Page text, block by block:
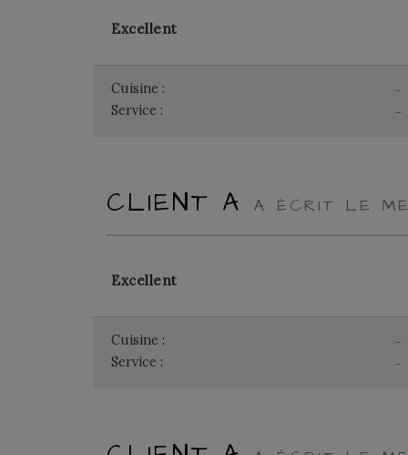
Excellent
-
Cuisine :
-
Service :
CLIENT A A ÉCRIT LE
Excellent
-
Cuisine :
-
Service :